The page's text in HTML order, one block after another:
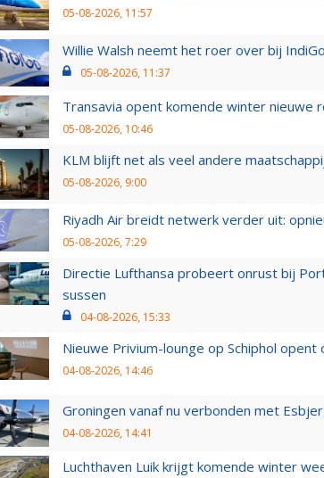
05-08-2026, 11:57
Willie Walsh neemt het roer over bij
05-08-2026, 11:37
Transavia opent komende winter nieuwe
05-08-2026, 10:46
KLM blijft net als veel andere
05-08-2026, 9:00
Riyadh Air breidt netwerk verder uit:
05-08-2026, 7:29
Directie Lufthansa probeert onrust bij
sussen
04-08-2026, 15:33
Nieuwe Privium-lounge op Schiphol
04-08-2026, 14:46
Groningen vanaf nu verbonden met
04-08-2026, 14:41
Luchthaven Luik krijgt komende winter